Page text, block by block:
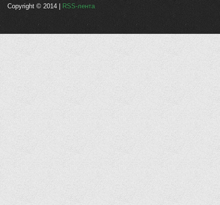
Copyright © 2014 | RSS-лента